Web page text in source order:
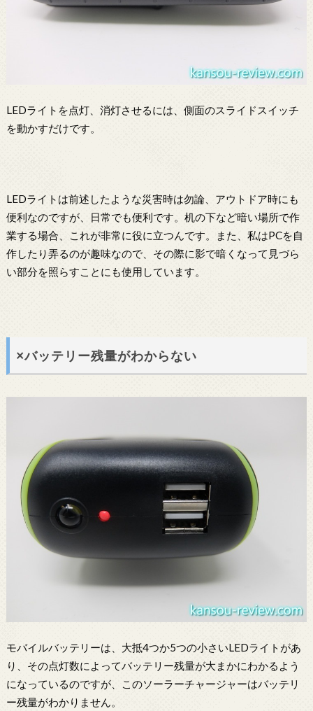
LEDライトを点灯、消灯させるには、側面のスライドスイッチ
を動かすだけです。
LEDライトは前述したような災害時は勿論、アウトドア時にも
便利なのですが、日常でも便利です。机の下など暗い場所で作
業する場合、これが非常に役に立つんです。また、私はPCを自
作したり弄るのが趣味なので、その際に影で暗くなって見づら
い部分を照らすことにも使用しています。
×バッテリー残量がわからない
モバイルバッテリーは、大抵4つか5つの小さいLEDライトがあ
り、その点灯数によってバッテリー残量が大まかにわかるよう
になっているのですが、このソーラーチャージャーはバッテリ
ー残量がわかりません。